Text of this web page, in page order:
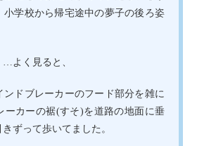
小学校から帰宅途中の夢子の後ろ姿
よく見ると、
ンドブレーカーのフード部分を雑に
ーカーの裾(すそ)を道路の地面に垂
ずって歩いてました。